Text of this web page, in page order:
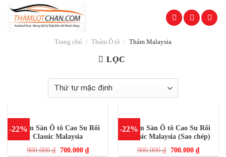
Skip
Trang chủ / Thảm Ô tô / Thảm Malaysia
LỌC
-22%
Thảm Sàn Ô tô Cao Su Rối
Classic Malaysia
900.000₫ 700.000 ₫
-22%
Thảm Sàn Ô tô Cao Su Rối
Classic Malaysia (Sao chép)
900.000₫ 700.000 ₫